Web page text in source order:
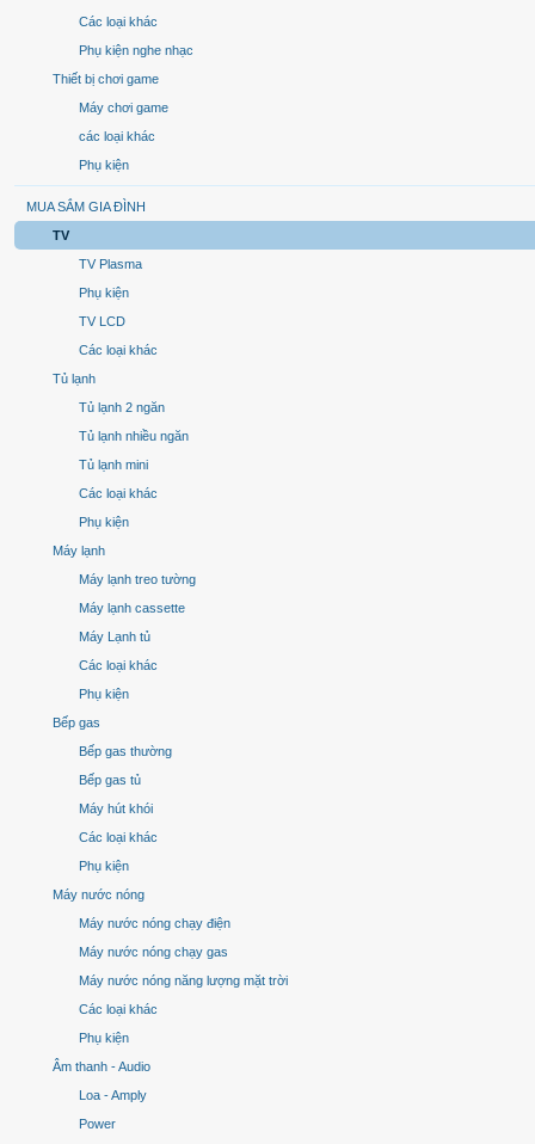
Các loại khác
Phụ kiện nghe nhạc
Thiết bị chơi game
Máy chơi game
các loại khác
Phụ kiện
MUA SẮM GIA ĐÌNH
TV
TV Plasma
Phụ kiện
TV LCD
Các loại khác
Tủ lạnh
Tủ lạnh 2 ngăn
Tủ lạnh nhiều ngăn
Tủ lạnh mini
Các loại khác
Phụ kiện
Máy lạnh
Máy lạnh treo tường
Máy lạnh cassette
Máy Lạnh tủ
Các loại khác
Phụ kiện
Bếp gas
Bếp gas thường
Bếp gas tủ
Máy hút khói
Các loại khác
Phụ kiện
Máy nước nóng
Máy nước nóng chạy điện
Máy nước nóng chạy gas
Máy nước nóng năng lượng mặt trời
Các loại khác
Phụ kiện
Âm thanh - Audio
Loa - Amply
Power